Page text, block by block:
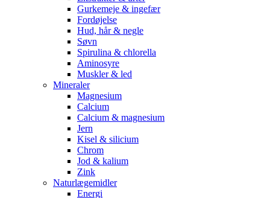
Gurkemeje & ingefær
Fordøjelse
Hud, hår & negle
Søvn
Spirulina & chlorella
Aminosyre
Muskler & led
Mineraler
Magnesium
Calcium
Calcium & magnesium
Jern
Kisel & silicium
Chrom
Jod & kalium
Zink
Naturlægemidler
Energi